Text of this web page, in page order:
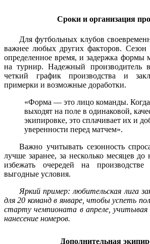
Сроки и организация
Для футбольных клубов
важнее любых других факторов. Сезон
определенное время, и задержка формы
на турнир. Надежный производитель
четкий график производства и
примерки и возможные доработки.
«Форма — это лицо команды.
выходят на поле в одинаковой,
экипировке, это сплачивает их и
уверенности перед матчем».
Важно учитывать сезонность
лучше заранее, за несколько месяцев до
избежать очередей на
выгодные условия.
Яркий пример: любительская лига
для 20 команд в январе, чтобы успеть
старту чемпионата в апреле, учитывая
нанесение номеров.
Дополнительная